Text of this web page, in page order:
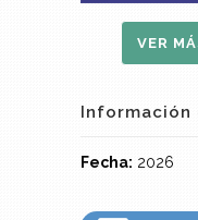
VER
Información
Fecha: 2026